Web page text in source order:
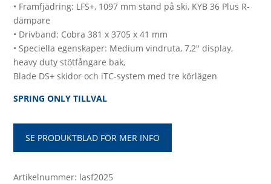
• Framfjädring: LFS+, 1097 mm stand på ski, KYB 36 Plus R-
dämpare
• Drivband: Cobra 381 x 3705 x 41 mm
• Speciella egenskaper: Medium vindruta, 7,2″ display,
heavy duty stötfångare bak,
Blade DS+ skidor och iTC-system med tre körlägen
SPRING ONLY TILLVAL
SE PRODUKTBLAD FÖR MER INFO
Artikelnummer: lasf2025